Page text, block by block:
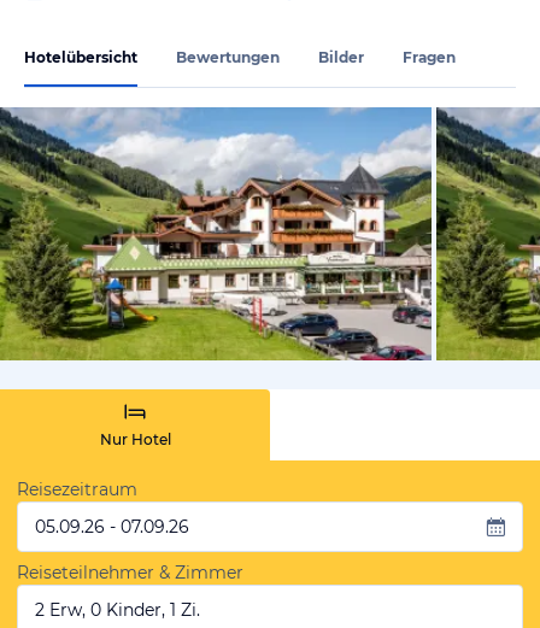
Hotelübersicht Bewertungen Bilder Fragen
vom
Nur Hotel
Reisezeitraum
05.09.26 - 07.09.26
Reiseteilnehmer & Zimmer
2 Erw, 0 Kinder, 1 Zi.